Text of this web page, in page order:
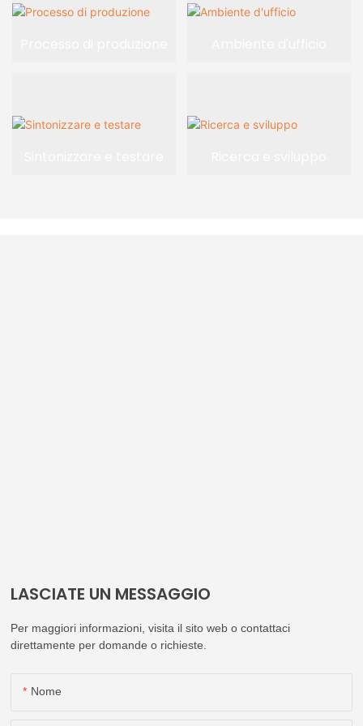
LASCIATE UN MESSAGGIO
Per maggiori informazioni, visita il sito web o contattaci
direttamente per domande o richieste.
Nome